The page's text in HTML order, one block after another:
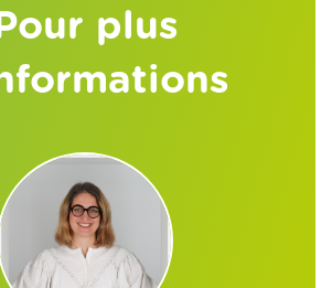
plus